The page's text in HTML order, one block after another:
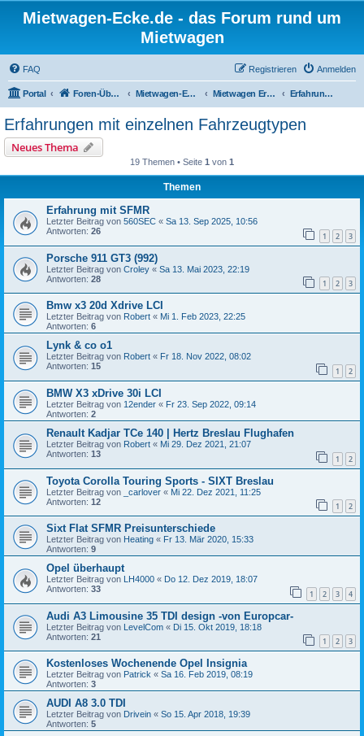
Mietwagen-Ecke.de - das Forum rund um
Mietwagen
FAQ Anmelden
Registrieren
Portal Foren-Übersicht Mietwagen-Ecke Mietwagen Erfahrungsberichte Erfahrungen mit einzelnen Fahrzeugtypen
Erfahrungen mit einzelnen Fahrzeugtypen
Neues Thema
19 Themen • Seite 1 von 1
Themen
Erfahrung mit SFMR
Letzter Beitrag von 560SEC « Sa 13. Sep 2025, 10:56
Antworten: 26 1 2 3
Porsche 911 GT3 (992)
Letzter Beitrag von Croley « Sa 13. Mai 2023, 22:19
Antworten: 28 1 2 3
Bmw x3 20d Xdrive LCI
Letzter Beitrag von Robert « Mi 1. Feb 2023, 22:25
Antworten: 6
Lynk & co o1
Letzter Beitrag von Robert « Fr 18. Nov 2022, 08:02
Antworten: 15 1 2
BMW X3 xDrive 30i LCI
Letzter Beitrag von 12ender « Fr 23. Sep 2022, 09:14
Antworten: 2
Renault Kadjar TCe 140 | Hertz Breslau Flughafen
Letzter Beitrag von Robert « Mi 29. Dez 2021, 21:07
Antworten: 13 1 2
Toyota Corolla Touring Sports - SIXT Breslau
Letzter Beitrag von _carlover « Mi 22. Dez 2021, 11:25
Antworten: 12 1 2
Sixt Flat SFMR Preisunterschiede
Letzter Beitrag von Heating « Fr 13. Mär 2020, 15:33
Antworten: 9
Opel überhaupt
Letzter Beitrag von LH4000 « Do 12. Dez 2019, 18:07
Antworten: 33 1 2 3 4
Audi A3 Limousine 35 TDI design -von Europcar-
Letzter Beitrag von LevelCom « Di 15. Okt 2019, 18:18
Antworten: 21 1 2 3
Kostenloses Wochenende Opel Insignia
Letzter Beitrag von Patrick « Sa 16. Feb 2019, 08:19
Antworten: 3
AUDI A8 3.0 TDI
Letzter Beitrag von Drivein « So 15. Apr 2018, 19:39
Antworten: 5